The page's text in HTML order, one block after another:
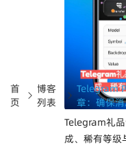
Telegram礼
成、稀有等级
首
页
博客
列表
Telegram
章：确保